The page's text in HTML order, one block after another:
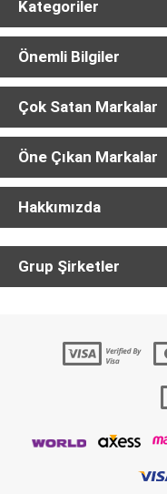
Kategoriler
Önemli Bilgiler
Çok Satan Markalar
Öne Çıkan Markalar
Hakkımızda
Grup Şirketler